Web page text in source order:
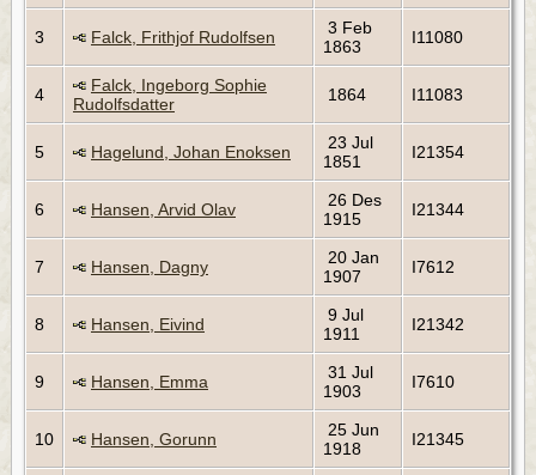
3 Falck, Frithjof Rudolfsen
3 Feb
1863
I11080
4
Falck, Ingeborg Sophie
Rudolfsdatter
1864 I11083
5 Hagelund, Johan Enoksen
23 Jul
1851
I21354
6 Hansen, Arvid Olav
26 Des
1915
I21344
7 Hansen, Dagny
20 Jan
1907
I7612
8 Hansen, Eivind
9 Jul
1911
I21342
9 Hansen, Emma
31 Jul
1903
I7610
10 Hansen, Gorunn
25 Jun
1918
I21345